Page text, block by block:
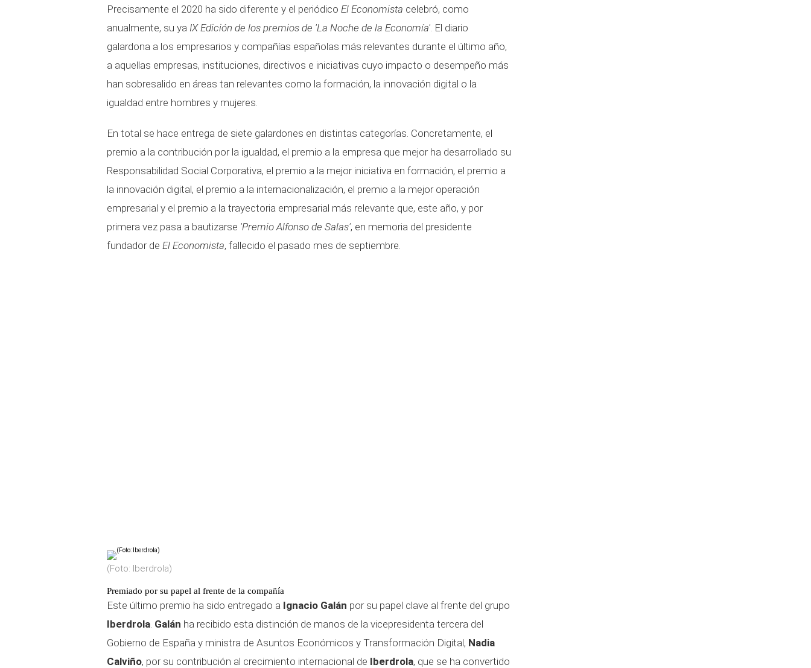
Precisamente el 2020 ha sido diferente y el periódico El Economista celebró, como
anualmente, su ya IX Edición de los premios de 'La Noche de la Economía'. El diario
galardona a los empresarios y compañías españolas más relevantes durante el último año,
a aquellas empresas, instituciones, directivos e iniciativas cuyo impacto o desempeño más
han sobresalido en áreas tan relevantes como la formación, la innovación digital o la
igualdad entre hombres y mujeres.
En total se hace entrega de siete galardones en distintas categorías. Concretamente, el
premio a la contribución por la igualdad, el premio a la empresa que mejor ha desarrollado su
Responsabilidad Social Corporativa, el premio a la mejor iniciativa en formación, el premio a
la innovación digital, el premio a la internacionalización, el premio a la mejor operación
empresarial y el premio a la trayectoria empresarial más relevante que, este año, y por
primera vez pasa a bautizarse 'Premio Alfonso de Salas', en memoria del presidente
fundador de El Economista, fallecido el pasado mes de septiembre.
(Foto: Iberdrola)
Premiado por su papel al frente de la compañía
Este último premio ha sido entregado a Ignacio Galán por su papel clave al frente del grupo
Iberdrola. Galán ha recibido esta distinción de manos de la vicepresidenta tercera del
Gobierno de España y ministra de Asuntos Económicos y Transformación Digital, Nadia
Calviño, por su contribución al crecimiento internacional de Iberdrola, que se ha convertido